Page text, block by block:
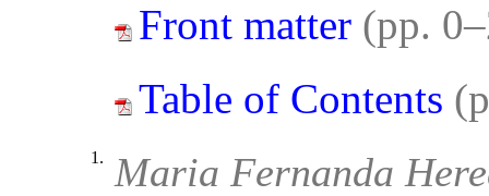
Front matter (pp.
Table of Contents
1.
Maria Fernanda